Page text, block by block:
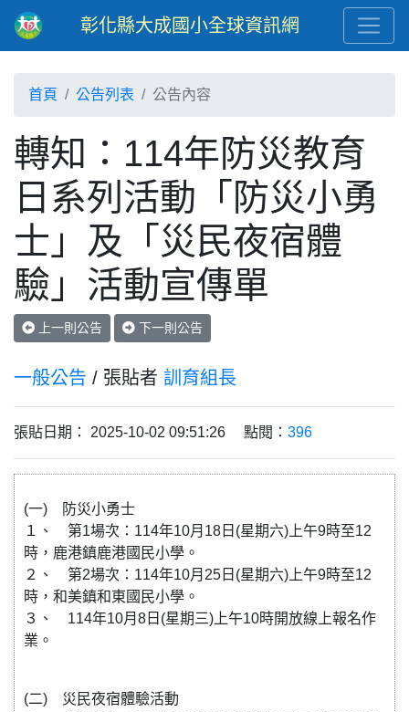
彰化縣大成國小全球資訊網
首頁 公告列表 公告內容
轉知：114年防災教育
日系列活動「防災小勇
士」及「災民夜宿體
驗」活動宣傳單
上一則公告 下一則公告
一般公告 / 張貼者 訓育組長
張貼日期： 2025-10-02 09:51:26 點閱： 396
(一) 防災小勇士
１、 第1場次：114年10月18日(星期六)上午9時至12
時，鹿港鎮鹿港國民小學。
２、 第2場次：114年10月25日(星期六)上午9時至12
時，和美鎮和東國民小學。
３、 114年10月8日(星期三)上午10時開放線上報名作
業。
(二) 災民夜宿體驗活動